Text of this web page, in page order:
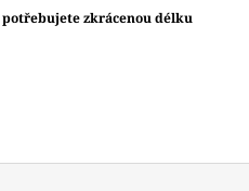
potřebujete zkrácenou délku